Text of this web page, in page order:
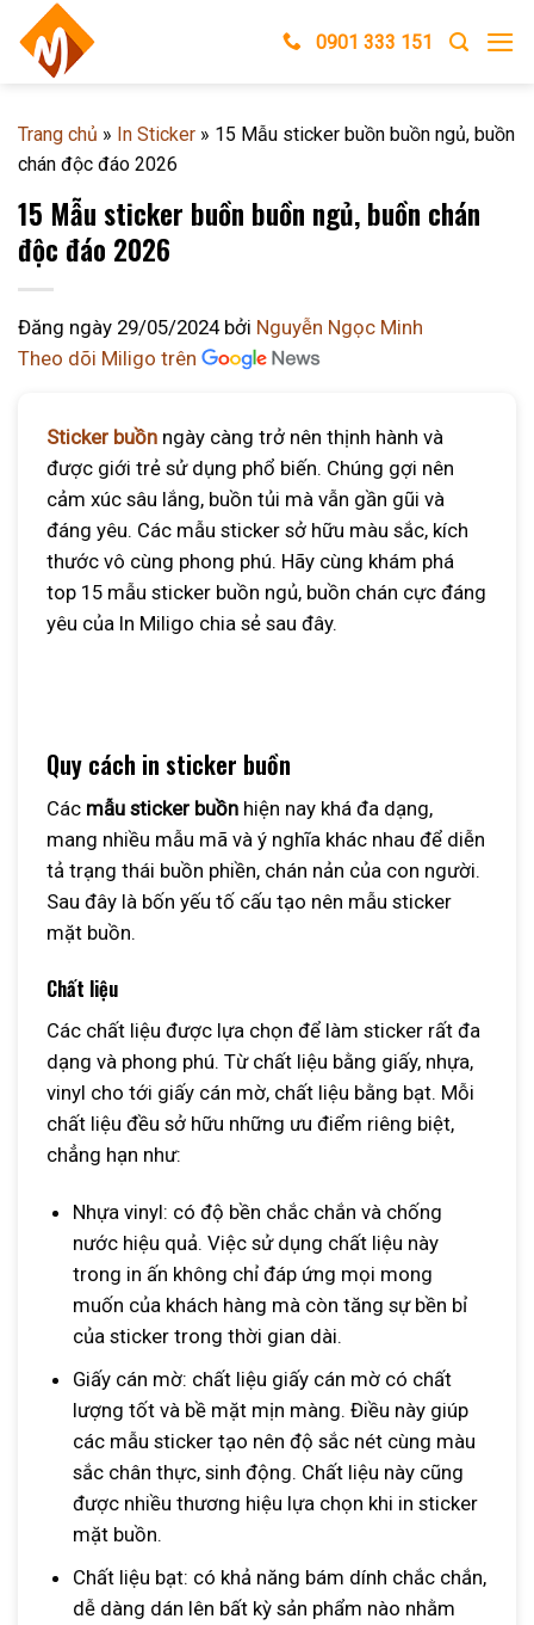
content
0901 333 151
Trang chủ » In Sticker » 15 Mẫu sticker buồn buồn ngủ, buồn
chán độc đáo 2026
15 Mẫu sticker buồn buồn ngủ, buồn chán
độc đáo 2026
Đăng ngày 29/05/2024bởi Nguyễn Ngọc Minh
Theo dõi Miligo trên
Sticker buồn ngày càng trở nên thịnh hành và
được giới trẻ sử dụng phổ biến. Chúng gợi nên
cảm xúc sâu lắng, buồn tủi mà vẫn gần gũi và
đáng yêu. Các mẫu sticker sở hữu màu sắc, kích
thước vô cùng phong phú. Hãy cùng khám phá
top 15 mẫu sticker buồn ngủ, buồn chán cực đáng
yêu của In Miligo chia sẻ sau đây.
Quy cách in sticker buồn
Các mẫu sticker buồn hiện nay khá đa dạng,
mang nhiều mẫu mã và ý nghĩa khác nhau để diễn
tả trạng thái buồn phiền, chán nản của con người.
Sau đây là bốn yếu tố cấu tạo nên mẫu sticker
mặt buồn.
Chất liệu
Các chất liệu được lựa chọn để làm sticker rất đa
dạng và phong phú. Từ chất liệu bằng giấy, nhựa,
vinyl cho tới giấy cán mờ, chất liệu bằng bạt. Mỗi
chất liệu đều sở hữu những ưu điểm riêng biệt,
chẳng hạn như:
Nhựa vinyl: có độ bền chắc chắn và chống
nước hiệu quả. Việc sử dụng chất liệu này
trong in ấn không chỉ đáp ứng mọi mong
muốn của khách hàng mà còn tăng sự bền bỉ
của sticker trong thời gian dài.
Giấy cán mờ: chất liệu giấy cán mờ có chất
lượng tốt và bề mặt mịn màng. Điều này giúp
các mẫu sticker tạo nên độ sắc nét cùng màu
sắc chân thực, sinh động. Chất liệu này cũng
được nhiều thương hiệu lựa chọn khi in sticker
mặt buồn.
Chất liệu bạt: có khả năng bám dính chắc chắn,
dễ dàng dán lên bất kỳ sản phẩm nào nhằm